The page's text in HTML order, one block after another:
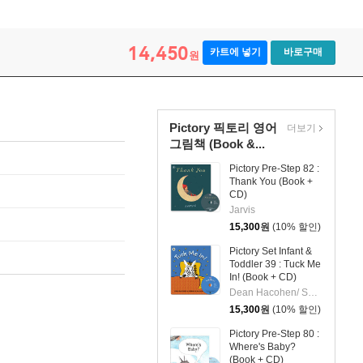
14,450원 카트에 넣기 바로구매
Pictory 픽토리 영어
그림책 (Book &...
Pictory Pre-Step 82 :
Thank You (Book +
CD)
Jarvis
15,300원 (10% 할인)
Pictory Set Infant &
Toddler 39 : Tuck Me
In! (Book + CD)
Dean Hacohen/ Sherry Scharschmidt (ILT)
15,300원 (10% 할인)
Pictory Pre-Step 80 :
Where's Baby?
(Book + CD)
더보기